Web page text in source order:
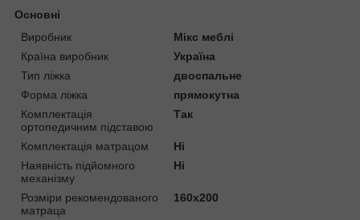
Основні
Виробник
Мікс меблі
Країна виробник
Україна
Тип ліжка
двоспальне
Форма ліжка
прямокутна
Комплектація
ортопедичним підставою
Так
Комплектація матрацом
Ні
Наявність підйомного
механізму
Ні
Розміри рекомендованого
матраца
160х200